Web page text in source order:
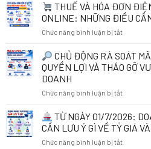
THUẾ VÀ HÓA ĐƠN
ONLINE: NHỮNG ĐIỀU
Chức năng bình luận bị tắtở
THUẾ
HÓA
ĐIỆN
KHI
KINH
DOANH
ONLINE:
CHỦ ĐỘNG RÀ SOÁT
QUYỀN LỢI VÀ THÁO GỠ
DOANH
Chức năng bình luận bị tắtở
CHỦ
ĐỘNG
RÀ
SOÁT
TỪ NGÀY 01/7/2026:
CẦN LƯU Ý GÌ VỀ TỶ GIÁ
Chức năng bình luận bị tắtở